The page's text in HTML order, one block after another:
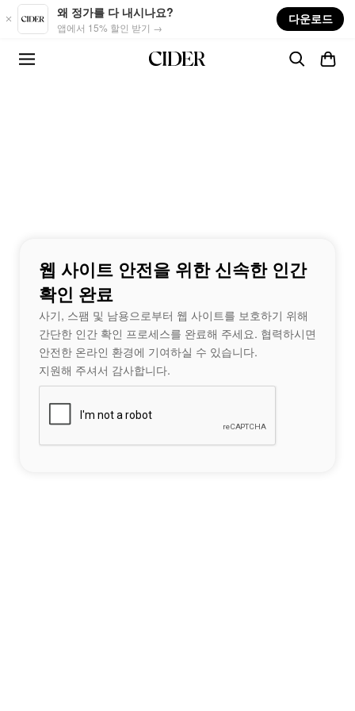
Skip to main content
왜 정가를 다 내시나요?
앱에서 15% 할인 받기 →
다운로드
웹 사이트 안전을 위한 신속한 인간
확인 완료
사기, 스팸 및 남용으로부터 웹 사이트를 보호하기 위해
간단한 인간 확인 프로세스를 완료해 주세요. 협력하시면
안전한 온라인 환경에 기여하실 수 있습니다.
지원해 주셔서 감사합니다.